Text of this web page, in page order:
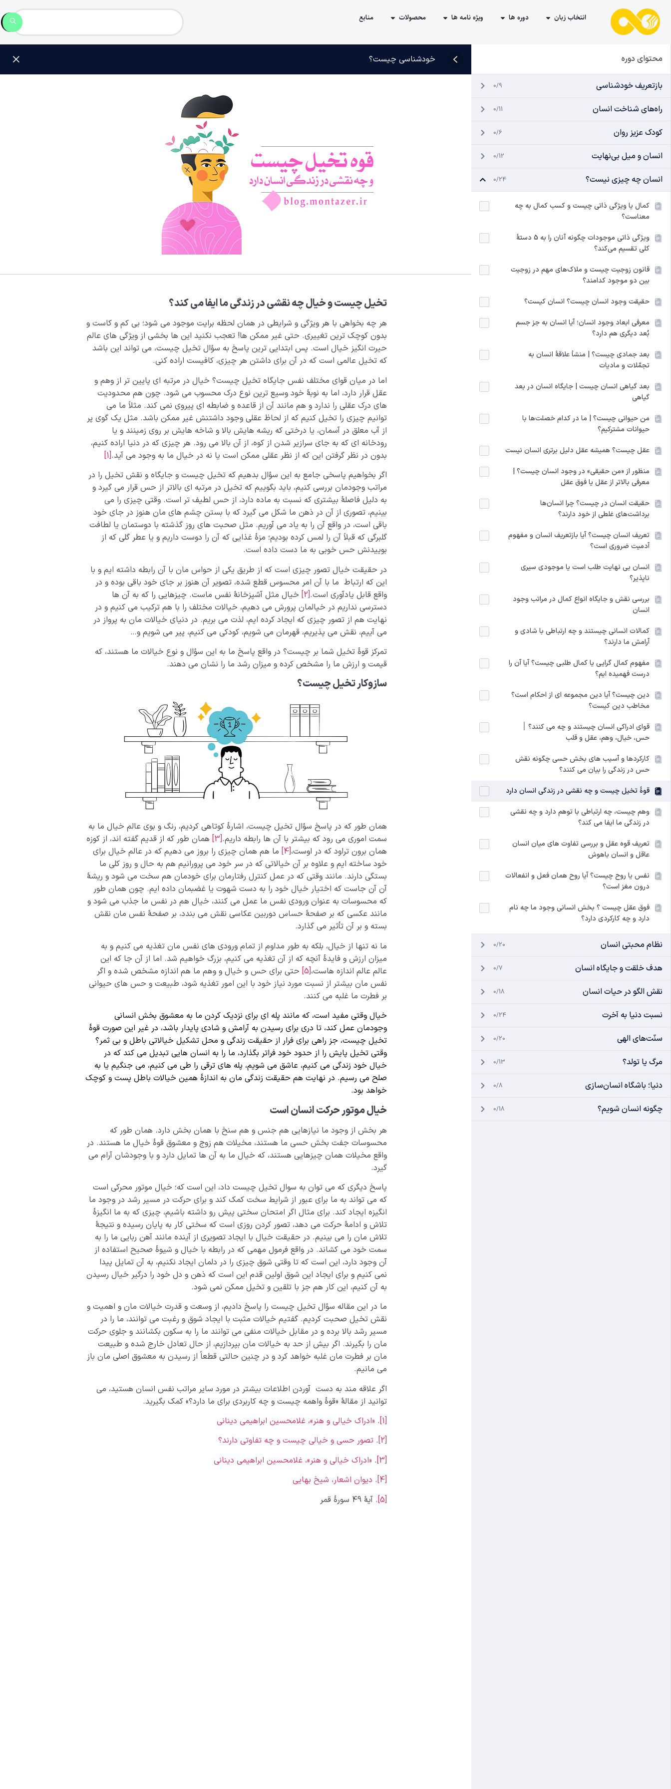
انتخاب زبان دوره ها ویژه نامه ها محصولات منابع
محتوای دوره
بازتعریف خودشناسی 0/9
راه‌های شناخت انسان 0/11
کودک عزیز روان 0/6
انسان و میل بی‌نهایت 0/12
انسان چه چیزی نیست؟ 0/24
کمال یا ویژگی ذاتی چیست و کسب کمال به چه
معناست؟
ویژگی ذاتی موجودات چگونه آنان را به 5 دستۀ
کلی تقسیم می‌کند؟
قانون زوجیت چیست و ملاک‌های مهم در زوجیت
بین دو موجود کدامند؟
حقیقت وجود انسان چیست؟ انسان کیست؟
معرفی ابعاد وجود انسان؛ آیا انسان به‌ جز جسم
بُعد دیگری هم دارد؟
بعد جمادی چیست؟ | منشأ علاقۀ انسان به
تجمّلات و مادیات
بعد گیاهی انسان چیست | جایگاه انسان در بعد
گیاهی
من حیوانی چیست؟ | ما در کدام خصلت‌ها با
حیوانات مشترکیم؟
عقل چیست؟ همیشه عقل دلیل برتری انسان نیست
منظور از «من حقیقی» در وجود انسان چیست؟ |
معرفی بالاتر از عقل یا فوق عقل
حقیقت انسان در چیست؟ چرا انسان‌ها
برداشت‌های غلطی از خود دارند؟
تعریف انسان چیست؟ آیا بازتعریف انسان و مفهوم
آدمیت ضروری است؟
انسان بی نهایت طلب است یا موجودی سیری
ناپذیر؟
بررسی نقش و جایگاه انواع کمال در مراتب وجود
انسان
کمالات انسانی چیستند و چه ارتباطی با شادی و
آرامش ما دارند؟
مفهوم کمال گرایی یا کمال طلبی چیست؟ آیا آن را
درست فهمیده ایم؟
دین چیست؟ آیا دین مجموعه ای از احکام است؟
مخاطب دین کیست؟
قوای ادراکی انسان چیستند و چه می کنند؟ ׀
حس، خیال، وهم، عقل و قلب
کارکردها و آسیب های بخش حسی چگونه نقش
حس در زندگی را بیان می کنند؟
قوۀ تخیل چیست و چه نقشی در زندگی انسان دارد
وهم چیست، چه ارتباطی با توهم دارد و چه نقشی
در زندگی ما ایفا می کند؟
تعریف قوه عقل و بررسی تفاوت های میان انسان
عاقل و انسان باهوش
نفس یا روح چیست؟ آیا روح همان فعل و انفعالات
درون مغز است؟
فوق عقل چیست ؟ بخش انسانی وجود ما چه نام
دارد و چه کارکردی دارد؟
نظام محبتی انسان 0/20
هدف خلقت و جایگاه انسان 0/7
نقش الگو در حیات انسان 0/18
نسبت دنیا به آخرت 0/24
سنّت‌های الهی 0/20
مرگ یا تولد؟ 0/13
دنیا؛ باشگاه انسان‌سازی 0/8
چگونه انسان شویم؟ 0/18
خودشناسی چیست؟
تخیل چیست و خیال چه نقشی در زندگی ما ایفا می کند؟
هر چه بخواهی با هر ویژگی و شرایطی در همان لحظه برایت موجود می شود؛ بی کم و کاست و
بدون کوچک ترین تغییری. حتی غیر ممکن ها! تعجب نکنید این ها بخشی از ویژگی های عالم
حیرت­ انگیز خیال است. پس ابتدایی ترین پاسخ به سؤال تخیل چیست، می تواند این باشد
که تخیل عالمی است که در آن برای داشتن هر چیزی، کافیست اراده کنی.
اما در میان قوای مختلف نفس جایگاه تخیل چیست؟ خیال در مرتبه ای پایین تر از وهم و
عقل قرار دارد، اما به نوبۀ خود وسیع ترین نوع درک محسوب می شود. چون هم محدودیت
های درک عقلی را ندارد و هم مانند آن از قاعده و ضابطه ای پیروی نمی کند. مثلاً ما می
توانیم چیزی را تخیل کنیم که از لحاظ عقلی وجود داشتنش غیر ممکن باشد. مثل یک گوی پر
از آب معلق در آسمان، یا درختی که ریشه هایش بالا و شاخه هایش بر روی زمینند و یا
رودخانه ای که به جای سرازیر شدن از کوه، از آن بالا می ­رود. هر چیزی که در دنیا اراده کنیم،
بدون در نظر گرفتن این که از نظر عقلی ممکن است یا نه در خیال ما به وجود می آید.[1]
اگر بخواهیم پاسخی جامع به این سؤال بدهیم که تخیل چیست و جایگاه و نقش تخیل را در
مراتب وجودمان بررسی کنیم، باید بگوییم که تخیل در مرتبه ای بالاتر از حس قرار می گیرد و
به دلیل فاصلۀ بیشتری که نسبت به ماده دارد، از حس لطیف تر است. وقتی چیزی را می
بینیم، تصوری از آن در ذهن ما شکل می گیرد که با بستن چشم های مان هنوز در جای خود
باقی است، در واقع آن­ را به یاد می آوریم. مثل صحبت های روز گذشته با دوستمان یا لطافت
گلبرگی که قبلاً آن را لمس کرده بودیم؛ مزۀ غذایی که آن را دوست داریم و یا عطر گلی که از
بوییدنش حس خوبی به ما دست داده است.
در حقیقت خیال تصور چیزی است که از طریق یکی از حواس مان با آن رابطه داشته ایم و با
این که ارتباط ما با آن امر محسوس قطع شده، تصویر آن هنوز بر جای خود باقی بوده و در
واقع قابل یادآوری است.[2]
خیال مثل آشپزخانۀ نفس ماست. چیزهایی را که به آن ها
دسترسی نداریم در خیالمان پرورش می دهیم، خیالات مختلف را با هم ترکیب می کنیم و در
نهایت هم از تصور چیزی که ایجاد کرده ایم، لذت می بریم. در دنیای خیالات مان به پرواز در
می آییم، نقش می پذیریم، قهرمان می شویم، کودکی می کنیم، پیر می شویم و…
تمرکز قوۀ تخیل شما بر چیست؟ در واقع پاسخ ما به این سؤال و نوع خیالات ما هستند، که
قیمت و ارزش ما را مشخص کرده و میزان رشد ما را نشان می دهند.
سازوکار تخیل چیست؟
همان طور که در پاسخ سؤال تخیل چیست، اشارۀ کوتاهی کردیم، رنگ و بوی عالم خیال ما به
سمت اموری می رود که بیشتر با آن ها رابطه داریم.[3]
همان طور که از قدیم گفته اند، از کوزه
همان برون تراود که در اوست،[4]
ما هم همان چیزی را بروز می دهیم که در عالم خیال برای
خود ساخته ایم و علاوه بر آن خیالاتی که در سر خود می پرورانیم هم به حال و روز کلی ما
بستگی دارند. مانند وقتی که در عمل کنترل رفتارمان برای خودمان هم سخت می شود و ریشۀ
آن آن جاست که اختیار خیال خود را به دست شهوت یا غضبمان داده ایم. چون همان طور
که محسوسات به عنوان ورودی نفس ما عمل می کنند، خیال هم در نفس ما جذب می شود و
مانند عکسی که بر صفحۀ حساس دوربین عکاسی نقش می بندد، بر صفحۀ نفس مان نقش
بسته و بر آن تأثیر می گذارد.
ما نه تنها از خیال، بلکه به طور مداوم از تمام ورودی های نفس مان تغذیه می کنیم و به
میزان ارزش و فایدۀ آنچه که از آن تغذیه می کنیم، بزرگ خواهیم شد. اما از آن جا که این
عالم عالم اندازه هاست،[5]
حتی برای حس و خیال و وهم ما هم اندازه مشخص شده و اگر
نفس مان بیشتر از نسبت مورد نیاز خود با این امور تغذیه شود، طبیعت و حس های حیوانی
بر فطرت ما غلبه می کنند.
خیال وقتی مفید است، که مانند پله ای برای نزدیک کردن ما به معشوق بخش انسانی
وجودمان عمل کند، تا دری برای رسیدن به آرامش و شادی پایدار باشد، در غیر این صورت قوۀ
تخیل چیست، جز راهی برای فرار از حقیقت زندگی و محل تشکیل خیالاتی باطل و بی ثمر؟
وقتی تخیل پایش را از حدود خود فراتر بگذارد، ما را به انسان هایی تبدیل می کند که در
خیال خود زندگی می کنیم، عاشق می شویم، پله های ترقی را طی می کنیم، می جنگیم یا به
صلح می رسیم. در نهایت هم حقیقت زندگی مان به اندازۀ همین خیالات باطل پست و کوچک
خواهد بود.
خیال موتور حرکت انسان است
هر بخش از وجود ما نیازهایی هم جنس و هم سنخ با همان بخش دارد. همان طور که
محسوسات جفت بخش حسی ما هستند، مخیلات هم زوج و معشوق قوۀ خیال ما هستند. در
واقع مخیلات همان چیزهایی هستند، که خیال ما به آن ها تمایل دارد و با وجودشان آرام می
گیرد.
پاسخ دیگری که می توان به سوال تخیل چیست داد، این است که؛ خیال موتور محرکی است
که می تواند به ما برای عبور از شرایط سخت کمک کند و برای حرکت در مسیر رشد در وجود ما
انگیزه ایجاد کند. برای مثال اگر امتحان سختی پیش رو داشته باشیم، چیزی که به ما انگیزۀ
تلاش و ادامۀ حرکت می دهد، تصور کردن روزی است که سختی کار به پایان رسیده و نتیجۀ
تلاش مان را می بینیم. در حقیقت خیال با ایجاد تصویری از آینده مانند آهن ربایی ما را به
سمت خود می کشاند. در واقع فرمول مهمی که در رابطه با خیال و شیوۀ صحیح استفاده از
آن وجود دارد، این است که تا وقتی شوق چیزی را در دلمان ایجاد نکنیم، به آن تمایل پیدا
نمی کنیم و برای ایجاد این شوق اولین قدم این است که ذهن و دل خود را درگیر خیال رسیدن
به آن کنیم، این کار هم جز با تلقین و تخیل ممکن نمی شود.
ما در این مقاله سؤال تخیل چیست را پاسخ دادیم، از وسعت و قدرت خیالات مان و اهمیت و
نقش تخیل صحبت کردیم. گفتیم خیالات مثبت با ایجاد شوق و رغبت می توانند، ما را در
مسیر رشد بالا برده و در مقابل خیالات منفی می توانند ما را به سکون بکشانند و جلوی حرکت
مان را بگیرند. اگر بیش از حد به خیالات مان بپردازیم، از حال تعادل خارج شده و طبیعت
مان بر فطرت مان غلبه خواهد کرد و در چنین حالتی قطعاً از رسیدن به معشوق اصلی مان باز
می مانیم.
اگر علاقه مند به دست آوردن اطلاعات بیشتر در مورد سایر مراتب نفس انسان هستید، می
توانید از مقالۀ «قوۀ واهمه چیست و چه کاربردی برای ما دارد؟» کمک بگیرید.
[1]
. «ادراک خیالی و هنر»، غلامحسین ابراهیمی دینانی
[2]
.تصور حسی و خیالی چیست و چه تفاوتی دارند؟
[3]
. «ادراک خیالی و هنر»، غلامحسین ابراهیمی دینانی
[4]
. دیوان اشعار، شیخ بهایی
[5]
. آیۀ 49 سورۀ قمر